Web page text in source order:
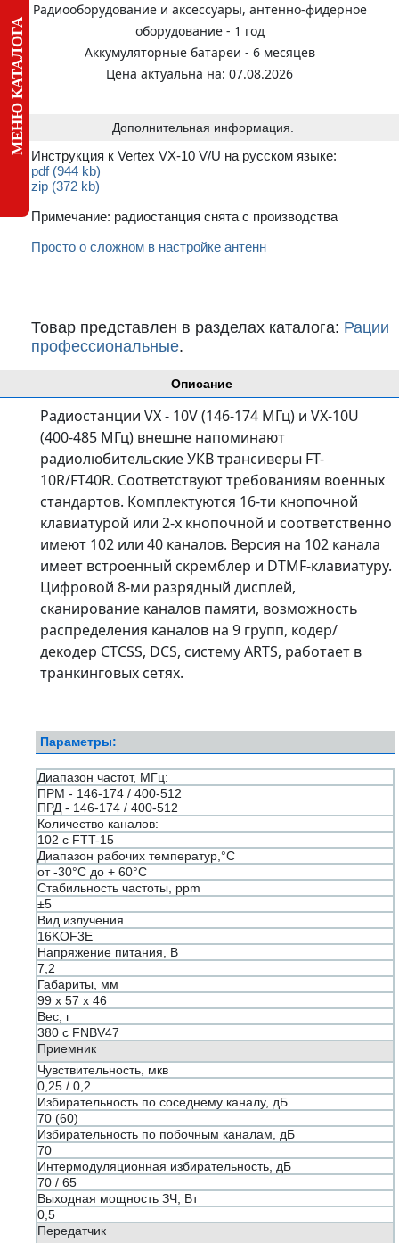
МЕНЮ КАТАЛОГА
Описание
Радиостанции VX - 10V (146-174 МГц) и VX-10U
(400-485 МГц) внешне напоминают
радиолюбительские УКВ трансиверы FT-
10R/FT40R. Соответствуют требованиям военных
стандартов. Комплектуются 16-ти кнопочной
клавиатурой или 2-х кнопочной и соответственно
имеют 102 или 40 каналов. Версия на 102 канала
имеет встроенный скремблер и DTMF-клавиатуру.
Цифровой 8-ми разрядный дисплей,
сканирование каналов памяти, возможность
распределения каналов на 9 групп, кодер/
декодер CTCSS, DCS, систему ARTS, работает в
транкинговых сетях.
Параметры:
Диапазон частот, МГц:
ПРМ - 146-174 / 400-512
ПРД - 146-174 / 400-512
Количество каналов:
102 с FTT-15
Диапазон рабочих температур,°С
от -30°С до + 60°С
Стабильность частоты, ppm
±5
Вид излучения
16KOF3E
Напряжение питания, В
7,2
Габариты, мм
99 х 57 х 46
Вес, г
380 с FNBV47
Приемник
Чувствительность, мкв
0,25 / 0,2
Избирательность по соседнему каналу, дБ
70 (60)
Избирательность по побочным каналам, дБ
70
Интермодуляционная избирательность, дБ
70 / 65
Выходная мощность ЗЧ, Вт
0,5
Передатчик
Радиооборудование и аксессуары, антенно-фидерное
оборудование - 1 год
Аккумуляторные батареи - 6 месяцев
Цена актуальна на: 07.08.2026
Дополнительная информация.
Инструкция к Vertex VX-10 V/U на русском языке:
pdf (944 kb)
zip (372 kb)
Примечание: радиостанция снята с производства
Просто о сложном в настройке антенн
Товар представлен в разделах каталога: Рации
профессиональные.